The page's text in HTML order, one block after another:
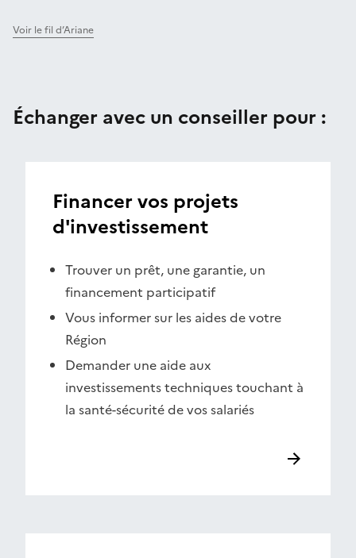
Voir le fil d’Ariane
Échanger avec un conseiller pour :
Financer vos projets
d'investissement
Trouver un prêt, une garantie, un
financement participatif
Vous informer sur les aides de votre
Région
Demander une aide aux
investissements techniques touchant à
la santé-sécurité de vos salariés